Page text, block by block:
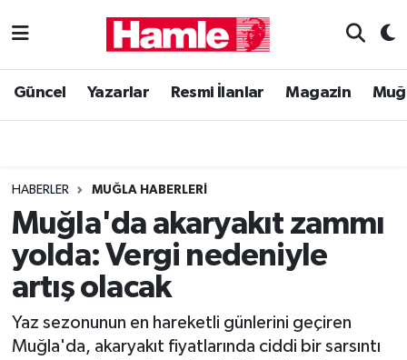
Güncel Yazarlar Resmi İlanlar Magazin
HABERLER MUĞLA HABERLERI
Muğla'da akaryakıt zammı
yolda: Vergi nedeniyle
artış olacak
Yaz sezonunun en hareketli günlerini geçiren
Muğla'da, akaryakıt fiyatlarında ciddi bir sarsıntı
Güncel
Magazin
Muğla Haber
Siyaset
Muğla Nöbetçi Eczaneler
Muğla Trafik Yoğunluk Haritası
Süper Lig Puan Durumu ve Fikstür
Tüm Manşetler
Son Dakika Haberleri